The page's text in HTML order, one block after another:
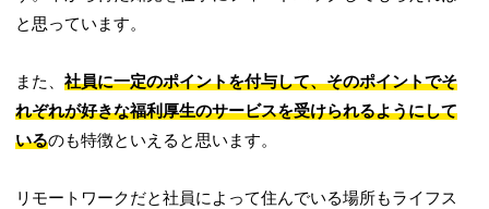
と思っています。
また、社員に一定のポイントを付与して、そのポイントでそ
れぞれが好きな福利厚生のサービスを受けられるようにして
いるのも特徴といえると思います。
リモートワークだと社員によって住んでいる場所もライフス